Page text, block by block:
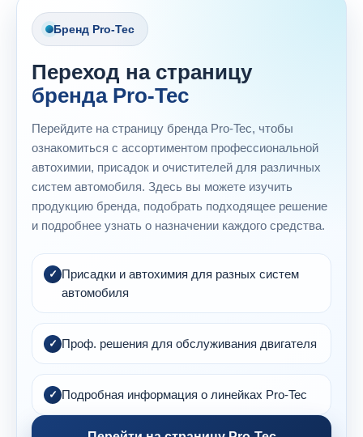
Бренд Pro-Tec
Переход на страницу
бренда Pro-Tec
Перейдите на страницу бренда Pro-Tec, чтобы
ознакомиться с ассортиментом профессиональной
автохимии, присадок и очистителей для различных
систем автомобиля. Здесь вы можете изучить
продукцию бренда, подобрать подходящее решение
и подробнее узнать о назначении каждого средства.
Присадки и автохимия для разных систем
автомобиля
Проф. решения для обслуживания двигателя
Подробная информация о линейках Pro-Tec